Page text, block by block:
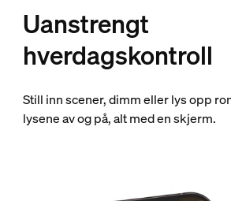
Uanstrengt
hverdagskontroll
Still inn scener, dimm eller lys opp
lysene av og på, alt med en skjerm.